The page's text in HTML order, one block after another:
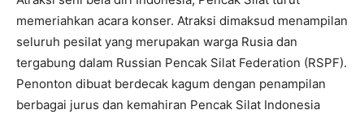
memeriahkan acara konser. Atraksi dimaksud menampilan
seluruh pesilat yang merupakan warga Rusia dan
tergabung dalam Russian Pencak Silat Federation (RSPF).
Penonton dibuat berdecak kagum dengan penampilan
berbagai jurus dan kemahiran Pencak Silat Indonesia